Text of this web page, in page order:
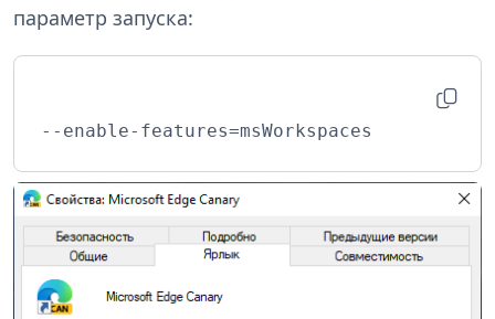
параметр запуска:
--enable-features=msWorkspaces